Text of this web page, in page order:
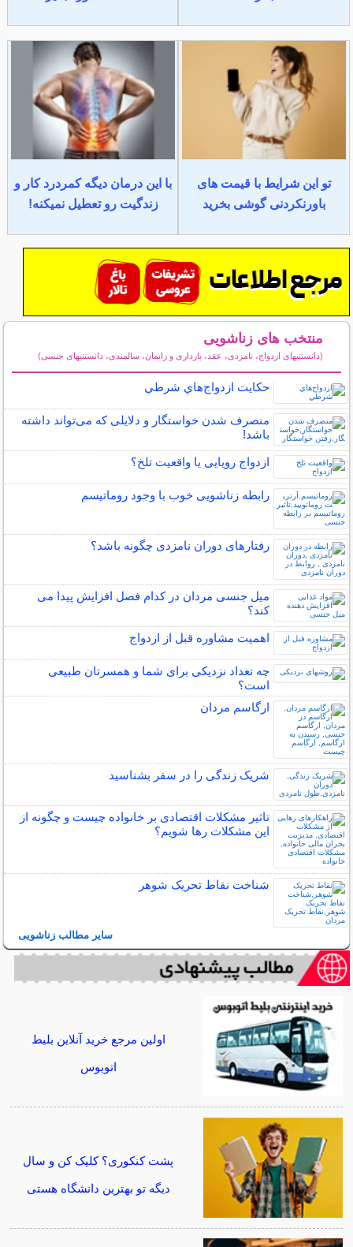
تو این شرایط با قیمت های
باورنکردنی گوشی بخرید
با این درمان دیگه کمردرد کار و
زندگیت رو تعطیل نمیکنه!
منتخب های زناشویی
(دانستنیهای ازدواج، نامزدی، عقد، بارداری و زایمان، سالمندی، دانستنیهای جنسی)
حكايت ازدواج‌هاي شرطي
منصرف شدن خواستگار و دلایلی که می‌تواند داشته
باشد!
ازدواج رویایی یا واقعیت تلخ؟
رابطه زناشویی خوب با وجود روماتیسم
رفتارهای دوران نامزدی چگونه باشد؟
میل جنسی مردان در کدام فصل افزایش پیدا می
کند؟
اهمیت مشاوره قبل از ازدواج
چه تعداد نزدیکی برای شما و همسرتان طبیعی
است؟
ارگاسم مردان
شریک زندگی را در سفر بشناسید
تاثیر مشکلات اقتصادی بر خانواده چیست و چگونه از
این مشکلات رها شویم؟
شناخت نقاط تحریک شوهر
سایر مطالب زناشویی
اولین مرجع خرید آنلاین بلیط
اتوبوس
پشت کنکوری؟ کلیک کن و سال
دیگه تو بهترین دانشگاه هستی